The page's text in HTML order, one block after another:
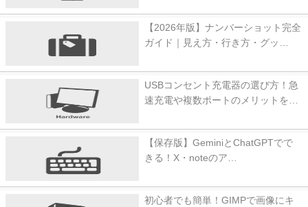
【2026年版】ナンバーショット完全
ガイド｜見え方・行き方・グッ…
USBコンセント充電器の選び方！急
速充電や複数ポートのメリットを…
【保存版】GeminiとChatGPTでで
きる！X・noteのア…
初心者でも簡単！GIMPで画像にキ